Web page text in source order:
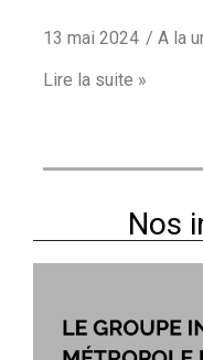
13 mai 2024 A la
Lire la suite »
Nos